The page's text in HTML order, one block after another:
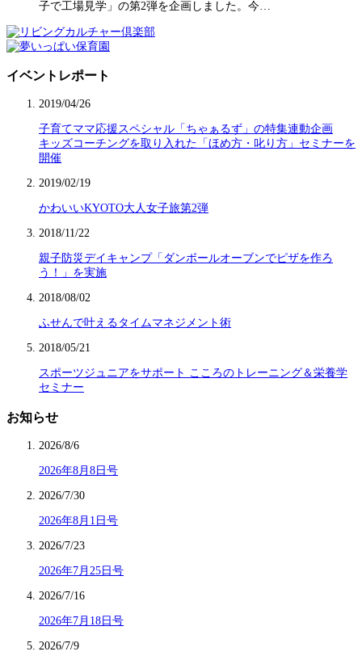
子で工場見学」の第2弾を企画しました。今…
イベントレポート
2019/04/26
子育てママ応援スペシャル「ちゃぁるず」の特集連動企画
キッズコーチングを取り入れた「ほめ方・叱り方」セミナーを
開催
2019/02/19
かわいいKYOTO大人女子旅第2弾
2018/11/22
親子防災デイキャンプ「ダンボールオーブンでピザを作ろ
う！」を実施
2018/08/02
ふせんで叶えるタイムマネジメント術
2018/05/21
スポーツジュニアをサポート こころのトレーニング＆栄養学
セミナー
お知らせ
2026/8/6
2026年8月8日号
2026/7/30
2026年8月1日号
2026/7/23
2026年7月25日号
2026/7/16
2026年7月18日号
2026/7/9